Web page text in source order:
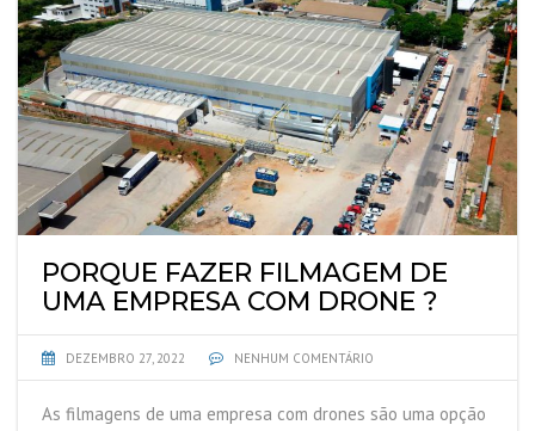
PORQUE FAZER FILMAGEM DE
UMA EMPRESA COM DRONE ?
DEZEMBRO 27, 2022 NENHUM COMENTÁRIO
As filmagens de uma empresa com drones são uma opção